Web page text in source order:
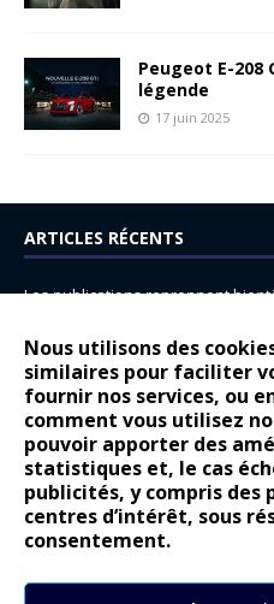
Nous utilisons des
similaires pour faciliter
fournir nos services, ou
comment vous utilisez
pouvoir apporter des
statistiques et, le cas
publicités, y compris des
centres d’intérêt, sous
consentement.
Peugeot E-208
légende
17 juin 2025
ARTICLES RÉCENTS
Les publications reprennent
14 juillet : nouveau film de
Renault Espace : voyage,
Peugeot E-208 GTi : naissance
COMMENTAIRES RÉCENTS
Bernard Dardartdans
Gilly